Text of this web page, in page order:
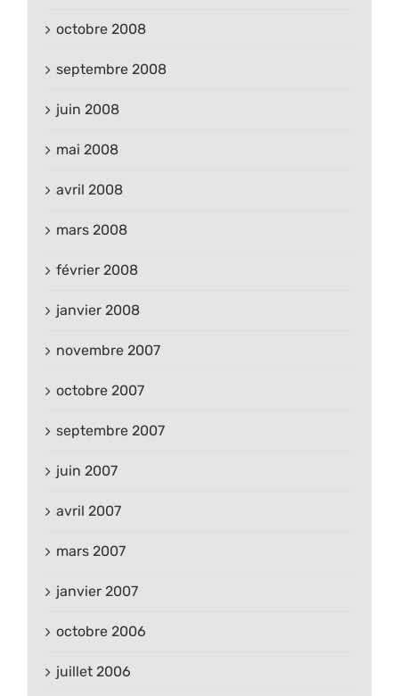
octobre 2008
septembre 2008
juin 2008
mai 2008
avril 2008
mars 2008
février 2008
janvier 2008
novembre 2007
octobre 2007
septembre 2007
juin 2007
avril 2007
mars 2007
janvier 2007
octobre 2006
juillet 2006